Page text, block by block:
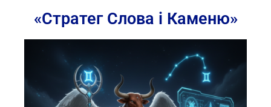
«Стратег Слова і Каменю»